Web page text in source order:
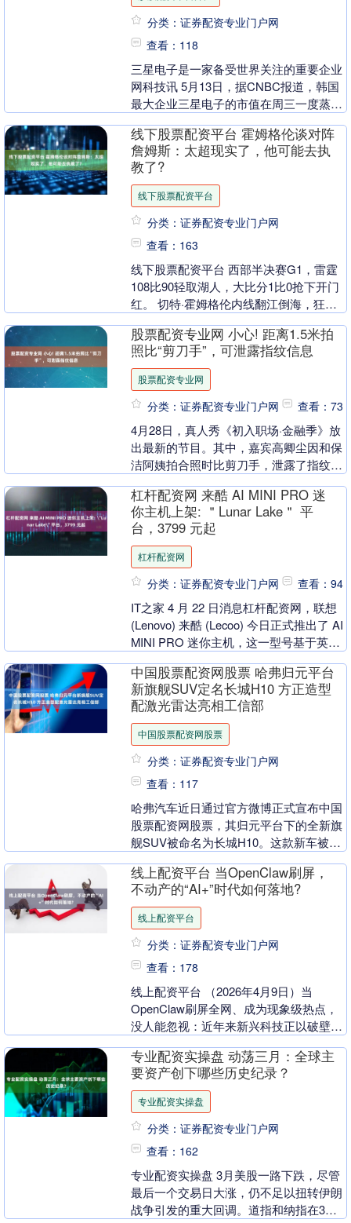
分类：证券配资专业门户网
查看：118
三星电子是一家备受世界关注的重要企业
网科技讯 5月13日，据CNBC报道，韩国
最大企业三星电子的市值在周三一度蒸发
线下股票配资平台 霍姆格伦谈对阵
詹姆斯：太超现实了，他可能去执
教了?
线下股票配资平台
分类：证券配资专业门户网
查看：163
线下股票配资平台 西部半决赛G1，雷霆
108比90轻取湖人，大比分1比0抢下开门
红。 切特·霍姆格伦内线翻江倒海，狂砍
区....
股票配资专业网 小心! 距离1.5米拍
照比“剪刀手”，可泄露指纹信息
股票配资专业网
分类：证券配资专业门户网 查看：73
4月28日，真人秀《初入职场·金融季》放
出最新的节目。其中，嘉宾高卿尘因和保
洁阿姨拍合照时比剪刀手，泄露了指纹信
接泄露了面部....
杠杆配资网 来酷 AI MINI PRO 迷
你主机上架: ＂Lunar Lake＂ 平
台，3799 元起
杠杆配资网
分类：证券配资专业门户网 查看：94
IT之家 4 月 22 日消息杠杆配资网，联想
(Lenovo) 来酷 (Lecoo) 今日正式推出了 AI
MINI PRO 迷你主机，这一型号基于英特
中国股票配资网股票 哈弗归元平台
新旗舰SUV定名长城H10 方正造型
配激光雷达亮相工信部
中国股票配资网股票
分类：证券配资专业门户网
查看：117
哈弗汽车近日通过官方微博正式宣布中国
股票配资网股票，其归元平台下的全新旗
舰SUV被命名为长城H10。这款新车被寄
精神以及走向....
线上配资平台 当OpenClaw刷屏，
不动产的“AI+”时代如何落地?
线上配资平台
分类：证券配资专业门户网
查看：178
线上配资平台 （2026年4月9日）当
OpenClaw刷屏全网、成为现象级热点，
没人能忽视：近年来新兴科技正以破壁之
力。 而以....
专业配资实操盘 动荡三月：全球主
要资产创下哪些历史纪录？
专业配资实操盘
分类：证券配资专业门户网
查看：162
专业配资实操盘 3月美股一路下跌，尽管
最后一个交易日大涨，仍不足以扭转伊朗
战争引发的重大回调。道指和纳指在3月